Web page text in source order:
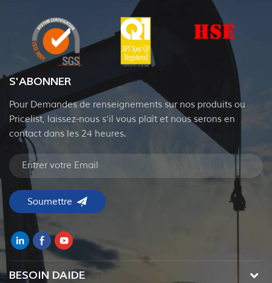
S'ABONNER
Pour Demandes de renseignements sur nos produits ou
Pricelist, laissez-nous s'il vous plaît et nous serons en
contact dans les 24 heures.
BESOIN DAIDE